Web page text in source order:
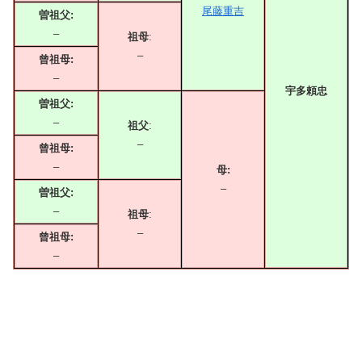
尾藤重吉
宇多頼忠
曽祖父:
–
祖母:
–
曾祖母:
–
曽祖父:
–
祖父:
–
母:
–
曾祖母:
–
曽祖父:
–
祖母:
–
曾祖母:
–